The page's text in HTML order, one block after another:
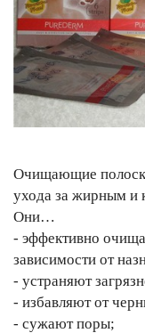
Очищающие
ухода за жирным и
Они…
- эффективно
зависимости от
- устраняют
- избавляют от
- сужают поры;